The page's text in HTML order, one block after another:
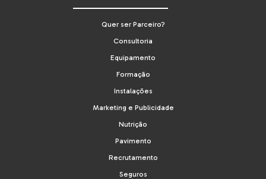
Quer ser Parceiro?
Consultoria
Equipamento
Formação
Instalações
Marketing e Publicidade
Nutrição
Pavimento
Recrutamento
Seguros